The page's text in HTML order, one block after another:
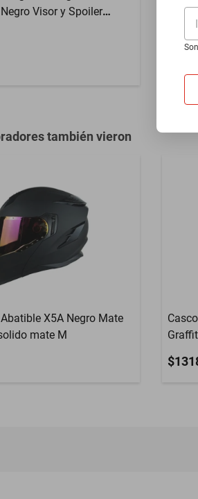
Visor y Spoiler
DOT
también vieron
X5A Negro Mate
mate M